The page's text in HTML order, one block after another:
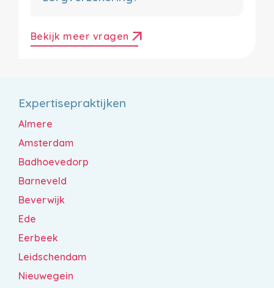
Bekijk meer vragen arrow_outward
Expertisepraktijken
Almere
Amsterdam
Badhoevedorp
Barneveld
Beverwijk
Ede
Eerbeek
Leidschendam
Nieuwegein